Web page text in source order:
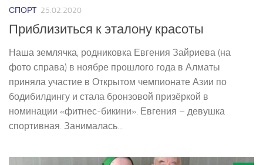
СПОРТ 25.02.2020
Приблизиться к эталону красоты
Наша землячка, родниковка Евгения Зайриева (на
фото справа) в ноябре прошлого года в Алматы
приняла участие в Открытом чемпионате Азии по
бодибилдингу и стала бронзовой призёркой в
номинации «фитнес-­бикини». Евгения – девушка
спортивная. Занималась...